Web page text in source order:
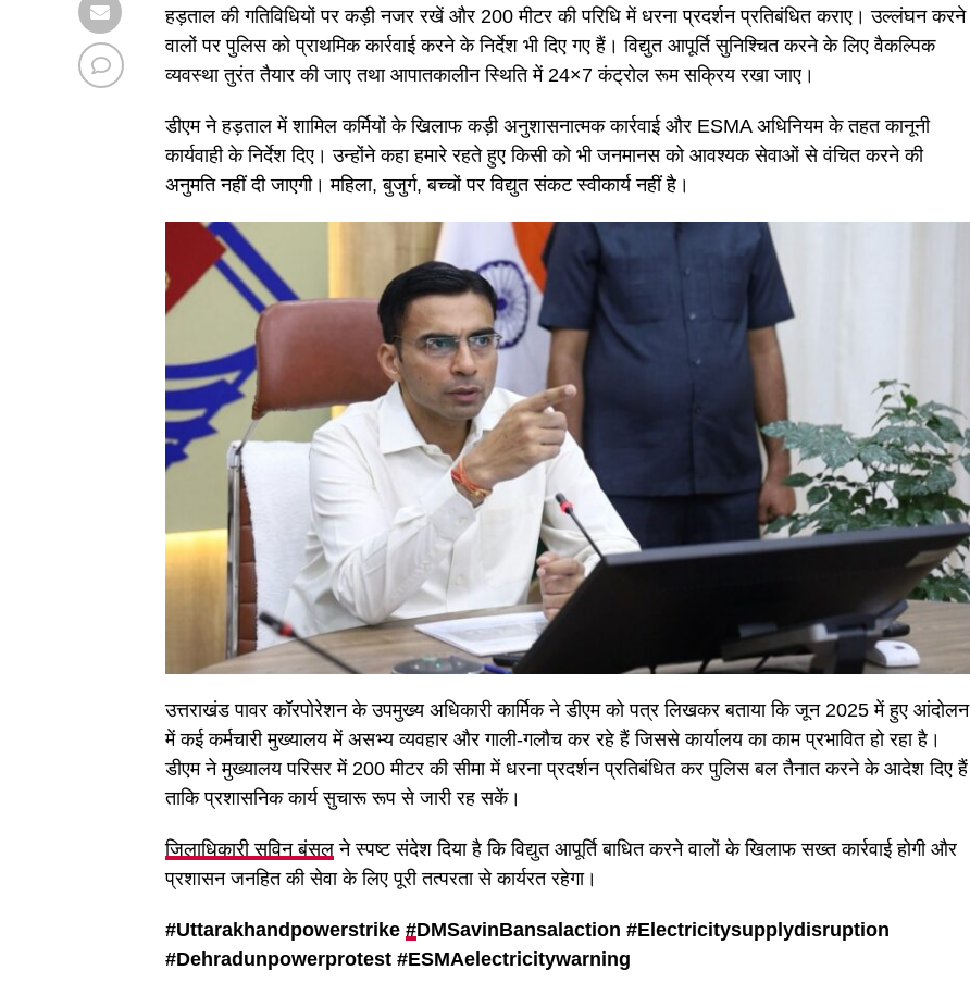
हड़ताल की गतिविधियों पर कड़ी नजर रखें और 200 मीटर की परिधि में धरना प्रदर्शन प्रतिबंधित कराए। उल्लंघन करने
वालों पर पुलिस को प्राथमिक कार्रवाई करने के निर्देश भी दिए गए हैं। विद्युत आपूर्ति सुनिश्चित करने के लिए वैकल्पिक
व्यवस्था तुरंत तैयार की जाए तथा आपातकालीन स्थिति में 24×7 कंट्रोल रूम सक्रिय रखा जाए।
डीएम ने हड़ताल में शामिल कर्मियों के खिलाफ कड़ी अनुशासनात्मक कार्रवाई और ESMA अधिनियम के तहत कानूनी
कार्यवाही के निर्देश दिए। उन्होंने कहा हमारे रहते हुए किसी को भी जनमानस को आवश्यक सेवाओं से वंचित करने की
अनुमति नहीं दी जाएगी। महिला, बुजुर्ग, बच्चों पर विद्युत संकट स्वीकार्य नहीं है।
उत्तराखंड पावर कॉरपोरेशन के उपमुख्य अधिकारी कार्मिक ने डीएम को पत्र लिखकर बताया कि जून 2025 में हुए आंदोलन
में कई कर्मचारी मुख्यालय में असभ्य व्यवहार और गाली-गलौच कर रहे हैं जिससे कार्यालय का काम प्रभावित हो रहा है।
डीएम ने मुख्यालय परिसर में 200 मीटर की सीमा में धरना प्रदर्शन प्रतिबंधित कर पुलिस बल तैनात करने के आदेश दिए हैं
ताकि प्रशासनिक कार्य सुचारू रूप से जारी रह सकें।
जिलाधिकारी सविन बंसल ने स्पष्ट संदेश दिया है कि विद्युत आपूर्ति बाधित करने वालों के खिलाफ सख्त कार्रवाई होगी और
प्रशासन जनहित की सेवा के लिए पूरी तत्परता से कार्यरत रहेगा।
#Uttarakhandpowerstrike #DMSavinBansalaction #Electricitysupplydisruption
#Dehradunpowerprotest #ESMAelectricitywarning